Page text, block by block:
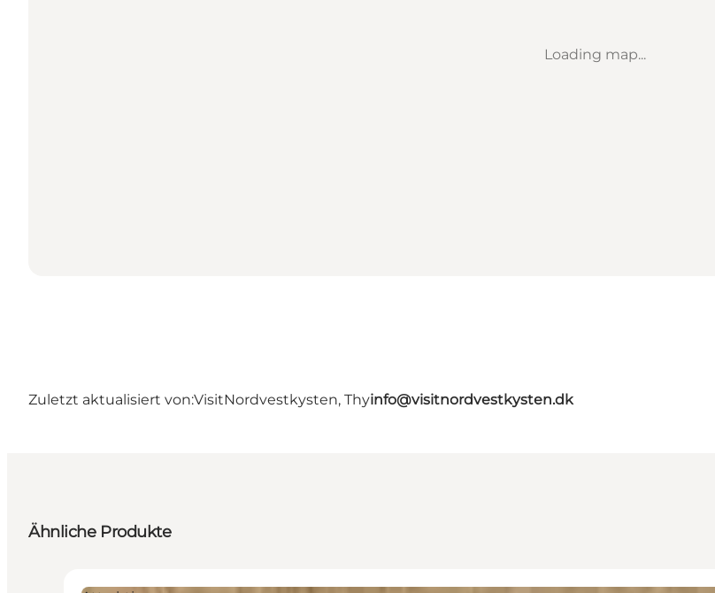
Loading map...
Zuletzt aktualisiert von:VisitNordvestkysten, Thyinfo@visitnordvestkysten.dk
Ähnliche Produkte